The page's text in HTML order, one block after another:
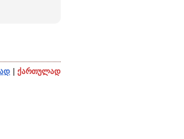
ქართულად